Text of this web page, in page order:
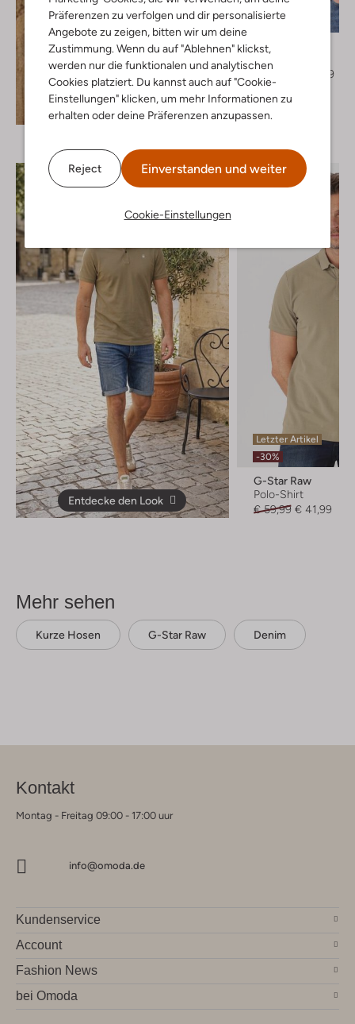
Präferenzen zu verfolgen und dir personalisierte
Angebote zu zeigen, bitten wir um deine
Zustimmung. Wenn du auf "Ablehnen" klickst,
werden nur die funktionalen und analytischen
Cookies platziert. Du kannst auch auf "Cookie-
Einstellungen" klicken, um mehr Informationen zu
erhalten oder deine Präferenzen anzupassen.
Reject Einverstanden und weiter
Cookie-Einstellungen
Entdecke den Look
-40%
G-Star Raw
T-shirt
€ 20,99
+ mehr farben
Entdecke den Look
Letzter Artikel
-30%
G-Star Raw
Polo-Shirt
€ 59,99 € 41,99
Mehr sehen
Kurze Hosen G-Star Raw Denim
Kontakt
Montag - Freitag 09:00 - 17:00 uur
info@omoda.de
Kundenservice
Account
Fashion News
bei Omoda